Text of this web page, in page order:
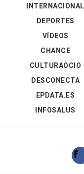
INTERNACIONAL
DEPORTES
VÍDEOS
CHANCE
CULTURAOCIO
DESCONECTA
EPDATA.ES
INFOSALUS